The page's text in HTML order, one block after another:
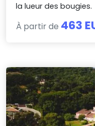
la lueur des bougies.
À partir de 463